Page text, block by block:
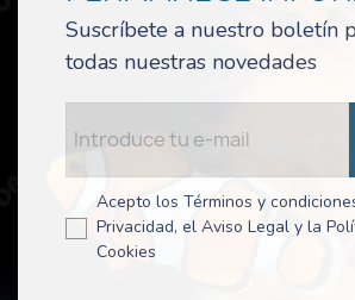
Suscríbete a nuestro boletín
todas nuestras novedades
Acepto los Términos y
Privacidad, el Aviso Legal y la
Cookies